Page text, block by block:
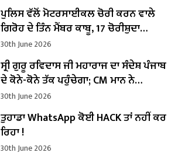
ਪੁਲਿਸ ਵੱਲੋਂ ਮੋਟਰਸਾਈਕਲ ਚੋਰੀ ਕਰਨ ਵਾਲੇ
ਗਿਰੋਹ ਦੇ ਤਿੰਨ ਮੈਂਬਰ ਕਾਬੂ, 17 ਚੋਰੀਸ਼ੁਦਾ
ਮੋਟਰਸਾਈਕਲ ਬਰਾਮਦ
30th June 2026
ਸ੍ਰੀ ਗੁਰੂ ਰਵਿਦਾਸ ਜੀ ਮਹਾਰਾਜ ਦਾ ਸੰਦੇਸ਼ ਪੰਜਾਬ
ਦੇ ਕੋਨੇ-ਕੋਨੇ ਤੱਕ ਪਹੁੰਚੇਗਾ; CM ਮਾਨ ਨੇ
ਡਾਕੂਮੈਂਟਰੀ ਵੈਨਾਂ ਨੂੰ ਹਰੀ ਝੰਡੀ ਦਿਖਾ ਕੇ ਕੀਤਾ
ਰਵਾਨਾ
30th June 2026
ਤੁਹਾਡਾ WhatsApp ਕੋਈ HACK ਤਾਂ ਨਹੀਂ ਕਰ
ਰਿਹਾ !
30th June 2026